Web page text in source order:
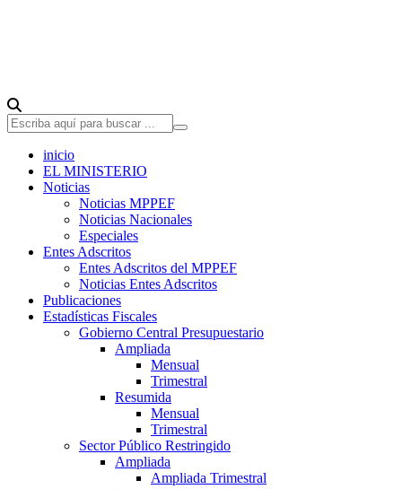
inicio
EL MINISTERIO
Noticias
Noticias MPPEF
Noticias Nacionales
Especiales
Entes Adscritos
Entes Adscritos del MPPEF
Noticias Entes Adscritos
Publicaciones
Estadísticas Fiscales
Gobierno Central Presupuestario
Ampliada
Mensual
Trimestral
Resumida
Mensual
Trimestral
Sector Público Restringido
Ampliada
Ampliada Trimestral